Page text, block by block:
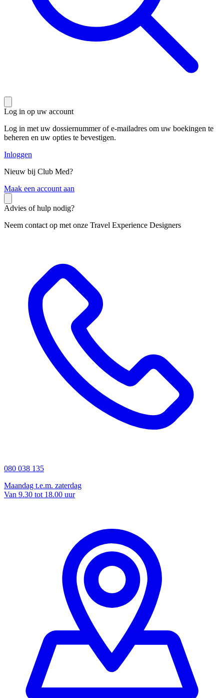
Log in op uw account
Log in met uw dossiernummer of e-mailadres om uw boekingen te
beheren en uw opties te bevestigen.
Inloggen
Nieuw bij Club Med?
Maak een account aan
Advies of hulp nodig?
Neem contact op met onze Travel Experience Designers
080 038 135
Maandag t.e.m. zaterdag
Van 9.30 tot 18.00 uur